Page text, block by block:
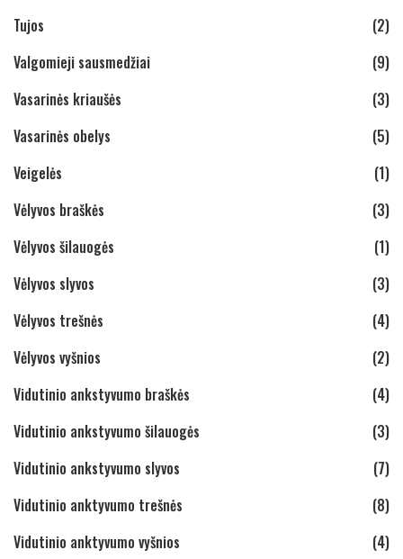
Tujos
(2)
Valgomieji sausmedžiai
(9)
Vasarinės kriaušės
(3)
Vasarinės obelys
(5)
Veigelės
(1)
Vėlyvos braškės
(3)
Vėlyvos šilauogės
(1)
Vėlyvos slyvos
(3)
Vėlyvos trešnės
(4)
Vėlyvos vyšnios
(2)
Vidutinio ankstyvumo braškės
(4)
Vidutinio ankstyvumo šilauogės
(3)
Vidutinio ankstyvumo slyvos
(7)
Vidutinio anktyvumo trešnės
(8)
Vidutinio anktyvumo vyšnios
(4)